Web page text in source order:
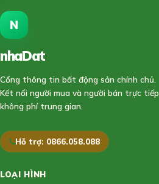
N
nhaDat
Cổng thông tin bất động sản chính chủ.
Kết nối người mua và người bán trực tiếp,
không phí trung gian.
Hỗ trợ: 0866.058.088
LOẠI HÌNH